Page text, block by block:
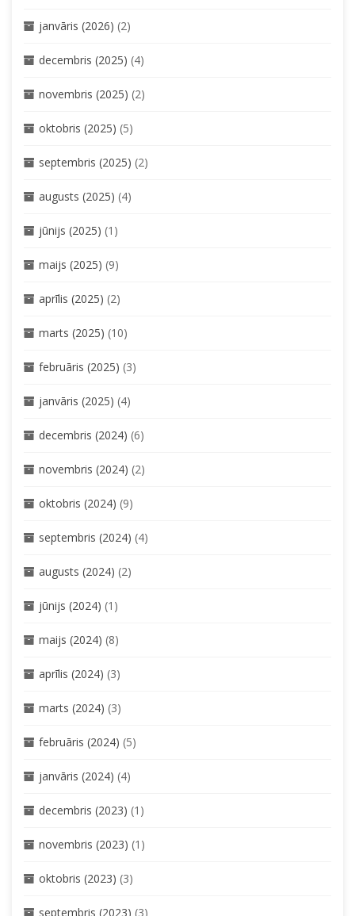
janvāris (2026) (2)
decembris (2025) (4)
novembris (2025) (2)
oktobris (2025) (5)
septembris (2025) (2)
augusts (2025) (4)
jūnijs (2025) (1)
maijs (2025) (9)
aprīlis (2025) (2)
marts (2025) (10)
februāris (2025) (3)
janvāris (2025) (4)
decembris (2024) (6)
novembris (2024) (2)
oktobris (2024) (9)
septembris (2024) (4)
augusts (2024) (2)
jūnijs (2024) (1)
maijs (2024) (8)
aprīlis (2024) (3)
marts (2024) (3)
februāris (2024) (5)
janvāris (2024) (4)
decembris (2023) (1)
novembris (2023) (1)
oktobris (2023) (3)
septembris (2023) (3)